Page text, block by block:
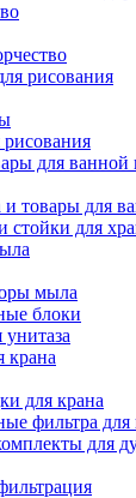
рисования
для ванной
и товары для
стойки для
мыла
блоки
крана
для крана
фильтра для
для